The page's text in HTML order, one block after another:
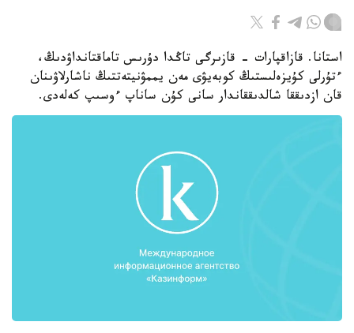
استانا. قازاقپارات - قازىرگى تاڭدا دۇرىس تاماقتانداۋدىڭ،
ءتۇرلى كۇيزەلىستىڭ كوبەيۋى مەن يممۋنيتەتتىڭ ناشارلاۋىنان
قان ازدىققا شالدىققاندار سانى كۇن ساناپ ءوسىپ كەلەدى.